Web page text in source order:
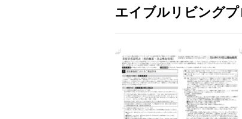
エイブルリビング